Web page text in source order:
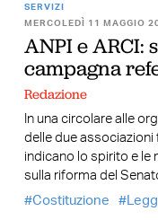
SERVIZI
MERCOLEDÌ 11 MAGGIO
ANPI e ARCI:
campagna
Redazione
In una circolare alle
delle due
indicano lo spirito e le
sulla riforma del
Costituzione